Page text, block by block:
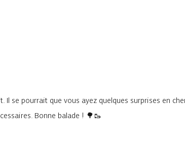
se pourrait que vous ayez quelques surprises en
Bonne balade ! 🌳🥾